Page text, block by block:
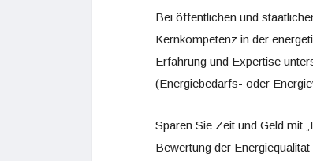
Bei öffentlichen und
Kernkompetenz in der
Erfahrung und Expertise
(Energiebedarfs- oder
Sparen Sie Zeit und Geld mit
Bewertung der